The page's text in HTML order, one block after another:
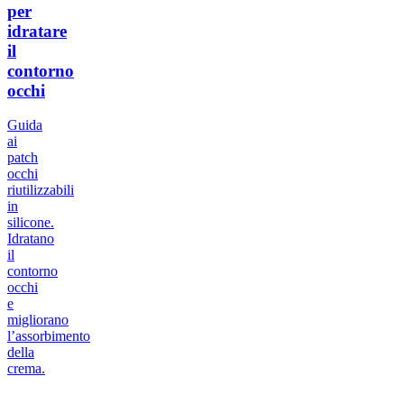
per
idratare
il
contorno
occhi
Guida
ai
patch
occhi
riutilizzabili
in
silicone.
Idratano
il
contorno
occhi
e
migliorano
l’assorbimento
della
crema.